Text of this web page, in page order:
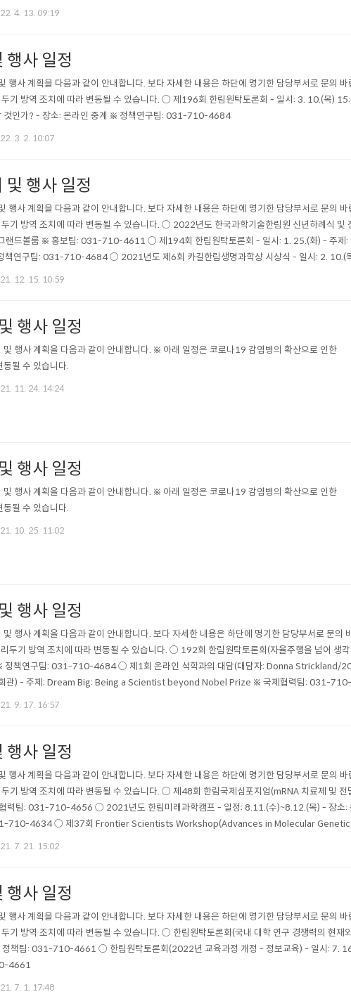
4. 13. 09:19
사 일정
행사 계획을 다음과 같이 안내합니다. 보다 자세한 내용은 하단에 명기한 담당부서로 문의
기 방역 조치에 따라 변동될 수 있습니다. ○ 제196회 한림원탁토론회 - 일시: 3. 10.(목)
것인가? - 장소: 온라인 중계 ※ 정책연구팀: 031-710-4684
3. 2. 10:07
행사 일정
행사 계획을 다음과 같이 안내합니다. 보다 자세한 내용은 하단에 명기한 담당부서로 문의
기 방역 조치에 따라 변동될 수 있습니다. ○ 2022년도 한국과학기술한림원 신년하례식 및
랜드볼룸 ※ 홍보팀: 031-710-4611 ○ 제194회 한림원탁토론회 - 일시: 1. 25.(화) - 주제:
책연구팀: 031-710-4684 ○ 2021년도 제6회 카길한림생명과학상 시상식 - 일시: 2. 10.(
12. 15. 10:59
행사 일정
행사 계획을 다음과 같이 안내합니다. ※ 아래 일정은 코로나19 감염병의 확산으로 인한
될 수 있습니다.
11. 24. 14:24
행사 일정
행사 계획을 다음과 같이 안내합니다. ※ 아래 일정은 코로나19 감염병의 확산으로 인한
될 수 있습니다.
10. 25. 11:02
행사 일정
행사 계획을 다음과 같이 안내합니다. 보다 자세한 내용은 하단에 명기한 담당부서로 문의
두기 방역 조치에 따라 변동될 수 있습니다. ○ 192회 한림원탁토론회(자율주행을 넘어 생
정책연구팀: 031-710-4684 ○ 제1회 온라인 석학과의 대담(대담자: Donna Strickland/
관) - 주제: Dream Big: Being a Scientist beyond Nobel Prize ※ 국제협력팀: 031-
9. 17. 16:57
사 일정
행사 계획을 다음과 같이 안내합니다. 보다 자세한 내용은 하단에 명기한 담당부서로 문의
기 방역 조치에 따라 변동될 수 있습니다. ○ 제48회 한림국제심포지엄(mRNA 치료제 및
력팀: 031-710-4656 ○ 2021년도 한림미래과학캠프 - 일정: 8.11.(수)~8.12.(목) - 장소:
710-4634 ○ 제37회 Frontier Scientists Workshop(Advances in Molecular
7. 21. 15:02
사 일정
행사 계획을 다음과 같이 안내합니다. 보다 자세한 내용은 하단에 명기한 담당부서로 문의
기 방역 조치에 따라 변동될 수 있습니다. ○ 한림원탁토론회(국내 대학 연구 경쟁력의 현
정책팀: 031-710-4661 ○ 한림원탁토론회(2022년 교육과정 개정 - 정보교육) - 일시: 7.
4661
7. 1. 17:48